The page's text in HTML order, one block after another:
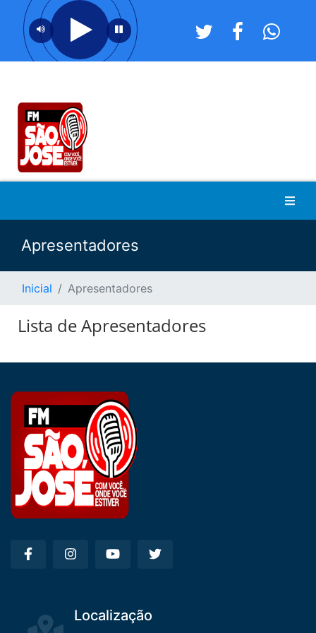
Apresentadores
Inicial Apresentadores
Lista de Apresentadores
Localização